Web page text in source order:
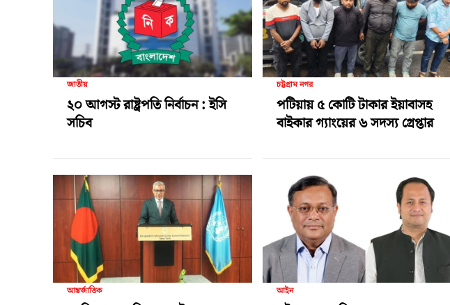
জাতীয়
২০ আগস্ট রাষ্ট্রপতি নির্বাচন : ইসি
সচিব
চট্টগ্রাম নগর
পটিয়ায় ৫ কোটি টাকার ইয়াবাসহ
বাইকার গ্যাংয়ের ৬ সদস্য গ্রেপ্তার
আন্তর্জাতিক আইন